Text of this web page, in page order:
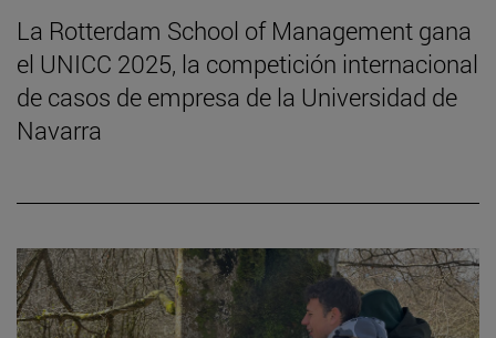
La Rotterdam School of Management gana
el UNICC 2025, la competición internacional
de casos de empresa de la Universidad de
Navarra